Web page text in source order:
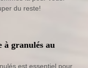
du reste!
à granulés au
est essentiel pour